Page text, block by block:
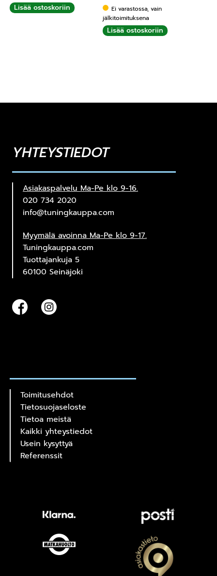
Lisää ostoskoriin
Ei varastossa, vain
jälkitoimituksena
Lisää ostoskoriin
YHTEYSTIEDOT
Asiakaspalvelu Ma-Pe klo 9-16.
020 734 2020
info@tuningkauppa.com
Myymälä avoinna Ma-Pe klo 9-17.
Tuningkauppa.com
Tuottajankuja 5
60100 Seinäjoki
Toimitusehdot
Tietosuojaseloste
Tietoa meistä
Kaikki yhteystiedot
Usein kysyttyä
Referenssit